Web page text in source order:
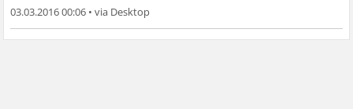
03.03.2016 00:06 •